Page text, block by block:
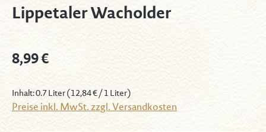
Lippetaler Wacholder
Regulärer Preis:
8,99 €
Inhalt:0.7 Liter(12,84 € / 1 Liter)
Preise inkl. MwSt. zzgl. Versandkosten